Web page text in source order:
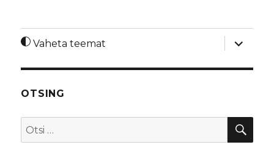
Vaheta teemat
laienda
OTSING
Otsi: